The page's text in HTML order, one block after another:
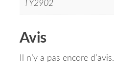
TY2902
Avis
Il n’y a pas encore d’avis.